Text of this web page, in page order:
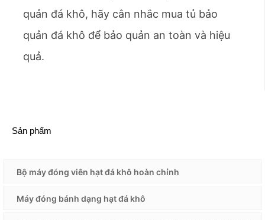
quản đá khô, hãy cân nhắc mua tủ bảo
quản đá khô để bảo quản an toàn và hiệu
quả.
Sản phẩm
Bộ máy đóng viên hạt đá khô hoàn chỉnh
Máy đóng bánh dạng hạt đá khô